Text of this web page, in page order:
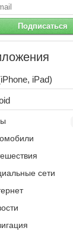
Подписаться
iPad)
сети